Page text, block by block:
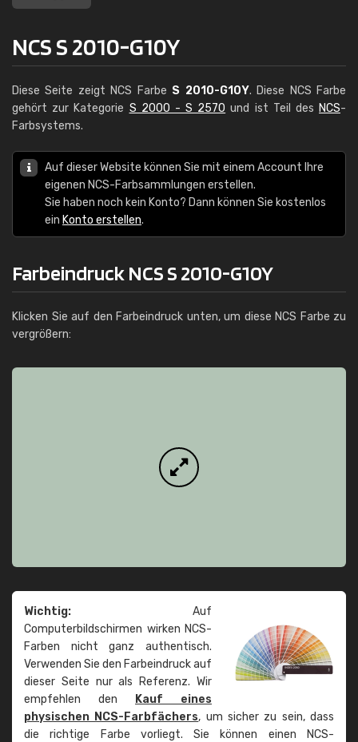
NCS S 2010-G10Y
Diese Seite zeigt NCS Farbe S 2010-G10Y. Diese NCS Farbe
gehört zur Kategorie S 2000 - S 2570 und ist Teil des NCS-
Farbsystems.
Auf dieser Website können Sie mit einem Account Ihre
eigenen NCS-Farbsammlungen erstellen.
Sie haben noch kein Konto? Dann können Sie kostenlos
ein Konto erstellen.
Farbeindruck NCS S 2010-G10Y
Klicken Sie auf den Farbeindruck unten, um diese NCS Farbe zu
vergrößern:
Wichtig: Auf
Computerbildschirmen wirken NCS-
Farben nicht ganz authentisch.
Verwenden Sie den Farbeindruck auf
dieser Seite nur als Referenz. Wir
empfehlen den
Kauf eines
physischen NCS-Farbfächers, um sicher zu sein, dass
die richtige Farbe vorliegt. Sie können einen NCS-